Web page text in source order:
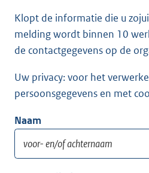
Klopt de informatie die u
melding wordt binnen 10
de contactgegevens op de
Uw privacy: voor het
persoonsgegevens en met
Naam